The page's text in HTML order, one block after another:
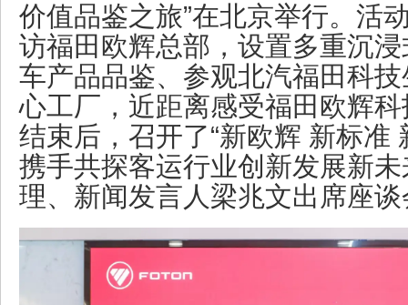
价值品鉴之旅”在北京举行。活
访福田欧辉总部，设置多重沉
车产品品鉴、参观北汽福田科
心工厂，近距离感受福田欧辉
结束后，召开了“新欧辉 新标准
携手共探客运行业创新发展新
理、新闻发言人梁兆文出席座